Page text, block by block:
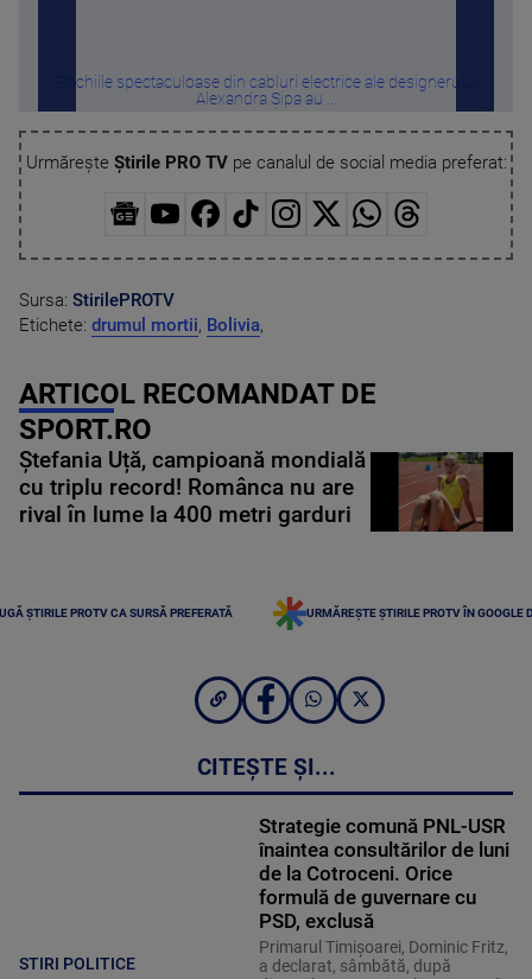
Rochiile spectaculoase din cabluri electrice ale designerului
Alexandra Șipa au ...
Urmărește Știrile PRO TVpe canalul de social media preferat:
Sursa: StirilePROTV
Etichete: drumul mortii, Bolivia,
ARTICOL RECOMANDAT DE
SPORT.RO
Ștefania Uță, campioană mondială
cu triplu record! Românca nu are
rival în lume la 400 metri garduri
ȘTIRILE PROTV CA SURSĂ PREFERATĂ URMĂREȘTE ȘTIRILE PROTV ÎN GOOGLE
CITEȘTE ȘI...
STIRI POLITICE
Strategie comună PNL-USR
înaintea consultărilor de luni
de la Cotroceni. Orice
formulă de guvernare cu
PSD, exclusă
Primarul Timișoarei, Dominic Fritz,
a declarat, sâmbătă, după